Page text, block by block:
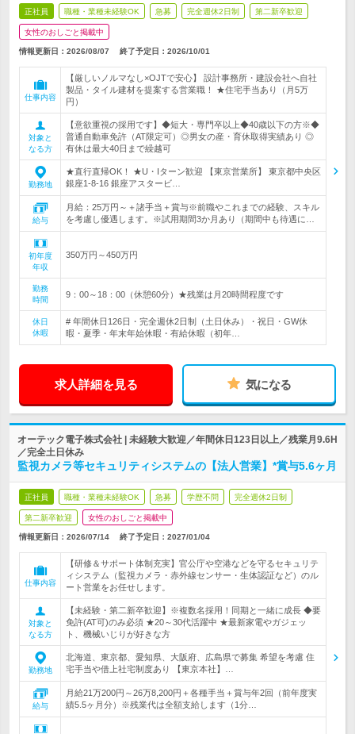
正社員 職種・業種未経験OK 急募 完全週休2日制 第二新卒歓迎
女性のおしごと掲載中
情報更新日：2026/08/07 終了予定日： 2026/10/01
仕事内容
【厳しいノルマなし×OJTで安心】 設計事務所・建設会社へ自社
製品・タイル建材を提案する営業職！ ★住宅手当あり（月5万
円）
対象と
なる方
【意欲重視の採用です】◆短大・専門卒以上◆40歳以下の方※◆
普通自動車免許（AT限定可）◎男女の産・育休取得実績あり ◎
有休は最大40日まで繰越可
勤務地
★直行直帰OK！ ★U・Iターン歓迎 【東京営業所】 東京都中央区
銀座1-8-16 銀座アスタービ…
給与
月給：25万円～＋諸手当＋賞与※前職やこれまでの経験、スキル
を考慮し優遇します。※試用期間3か月あり（期間中も待遇に…
初年度
年収
350万円～450万円
勤務
時間
9：00～18：00（休憩60分）★残業は月20時間程度です
休日
休暇
# 年間休日126日・完全週休2日制（土日休み）・祝日・GW休
暇・夏季・年末年始休暇・有給休暇（初年…
求人詳細を見る 気になる
オーテック電子株式会社 | 未経験大歓迎／年間休日123日以上／残業月9.6H
／完全土日休み
監視カメラ等セキュリティシステムの【法人営業】*賞与5.6ヶ月
正社員 職種・業種未経験OK 急募 学歴不問 完全週休2日制
第二新卒歓迎 女性のおしごと掲載中
情報更新日：2026/07/14 終了予定日： 2027/01/04
仕事内容
【研修＆サポート体制充実】官公庁や空港などを守るセキュリテ
ィシステム（監視カメラ・赤外線センサー・生体認証など）のル
ート営業をお任せします。
対象と
なる方
【未経験・第二新卒歓迎】※複数名採用！同期と一緒に成長 ◆要
免許(AT可)のみ必須 ★20～30代活躍中 ★最新家電やガジェッ
ト、機械いじりが好きな方
勤務地
北海道、東京都、愛知県、大阪府、広島県で募集 希望を考慮 住
宅手当や借上社宅制度あり 【東京本社】…
給与
月給21万200円～26万8,200円＋各種手当＋賞与年2回（前年度実
績5.5ヶ月分）※残業代は全額支給します（1分…